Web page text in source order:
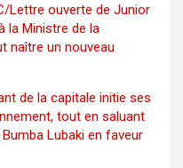
Lettre ouverte de Junior
la Ministre de la
naître un nouveau
de la capitale initie ses
tout en saluant
Lubaki en faveur